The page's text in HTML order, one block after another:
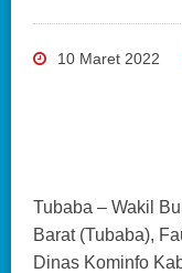
10 Maret 2022
Tubaba – Wakil
Barat (Tubaba),
Dinas Kominfo